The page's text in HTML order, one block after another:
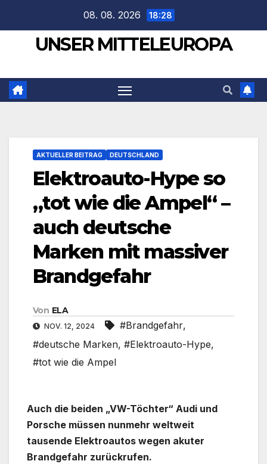
springen
08. 08. 2026 18:28
UNSER MITTELEUROPA
AKTUELLER BEITRAG DEUTSCHLAND
Elektroauto-Hype so
„tot wie die Ampel“ –
auch deutsche
Marken mit massiver
Brandgefahr
Von ELA
NOV. 12, 2024 #Brandgefahr,
#deutsche Marken, #Elektroauto-Hype,
#tot wie die Ampel
Auch die beiden „VW-Töchter“ Audi und
Porsche müssen nunmehr weltweit
tausende Elektroautos wegen akuter
Brandgefahr zurückrufen.